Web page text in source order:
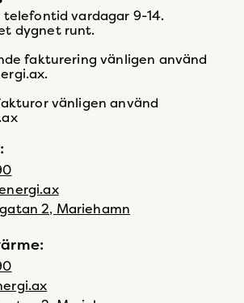
telefontid vardagar 9-14.
dygnet runt.
fakturering vänligen använd
vänligen använd
2, Mariehamn